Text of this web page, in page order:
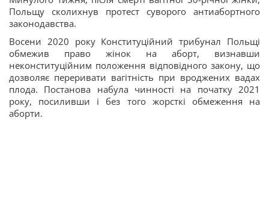
Польщу сколихнув протест суворого антиабортного
законодавства.
Восени 2020 року Конституційний трибунал Польщі
обмежив право жінок на аборт, визнавши
неконституційним положення відповідного закону, що
дозволяє переривати вагітність при вроджених вадах
плода. Постанова набула чинності на початку 2021
року, посиливши і без того жорсткі обмеження на
аборти.